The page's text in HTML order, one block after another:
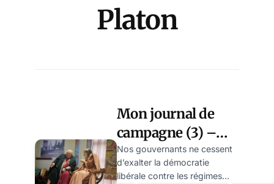
Platon
Mon journal de
campagne (3) –
Voilà notre
profession de foi!
Nos gouvernants ne cessent
d’exalter la démocratie
libérale contre les régimes